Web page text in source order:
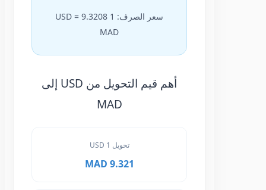
سعر الصرف: 1 USD = 9.3208
أهم قيم التحويل من USD إلى
MAD
تحويل 1 USD
9.321 MAD